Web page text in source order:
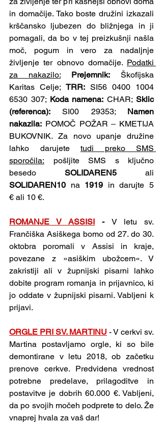
in domačije. Tako boste družini izkazali
krščansko ljubezen do bližnjega in ji
pomagali, da bo v tej preizkušnji našla
moč, pogum in vero za nadaljnje
življenje ter obnovo domačije. Podatki
za nakazilo:
Prejemnik: Škofijska
Karitas Celje; TRR: SI56 0400 1004
6530 307; Koda namena: CHAR; Sklic
(referenca): SI00 29353; Namen
nakazila: POMOČ POŽAR – KMETIJA
BUKOVNIK. Za novo upanje družine
lahko darujete tudi preko SMS
sporočila: pošljite SMS s ključno
besedo SOLIDAREN5
SOLIDAREN10 na 1919 in darujte 5
€ ali 10 €.
ROMANJE V ASSISI - V letu sv.
Frančiška Asiškega bomo od 27. do 30.
oktobra poromali v Assisi in kraje,
povezane z »asiškim ubožcem«. V
zakristiji ali v župnijski pisarni lahko
dobite program romanja in prijavnico, ki
jo oddate v župnijski pisarni. Vabljeni k
prijavi.
ORGLE PRI SV. MARTINU - V cerkvi sv.
Martina postavljamo orgle, ki so bile
demontirane v letu 2018, ob začetku
prenove cerkve. Predvidena vrednost
potrebne predelave, prilagoditve in
postavitve je dobrih 60.000 €. Vabljeni,
da po svojih močeh podprete to delo. Že
vnaprej hvala za vaš dar!